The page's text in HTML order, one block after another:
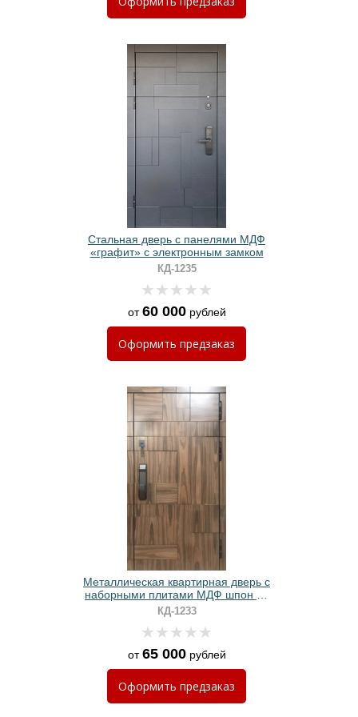
Стальная дверь с панелями МДФ
«графит» с электронным замком
КД-1235
от60 000рублей
Оформить предзаказ
Металлическая квартирная дверь с
наборными плитами МДФ шпон со
Smart-замком
КД-1233
от65 000рублей
Оформить предзаказ